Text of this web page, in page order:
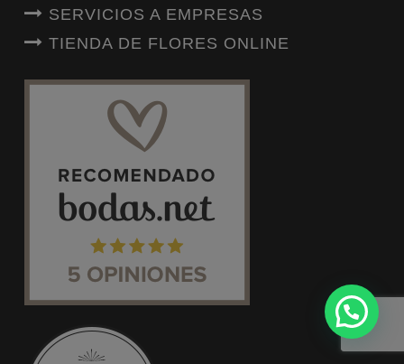
SERVICIOS A EMPRESAS
TIENDA DE FLORES ONLINE